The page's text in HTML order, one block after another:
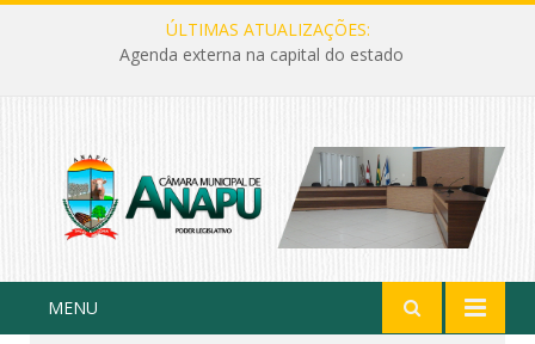
ÚLTIMAS ATUALIZAÇÕES:
Agenda externa na capital do estado
MENU